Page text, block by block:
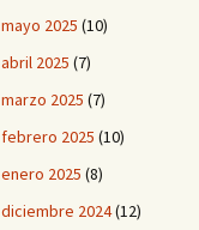
mayo 2025 (10)
abril 2025 (7)
marzo 2025 (7)
febrero 2025 (10)
enero 2025 (8)
diciembre 2024(12)